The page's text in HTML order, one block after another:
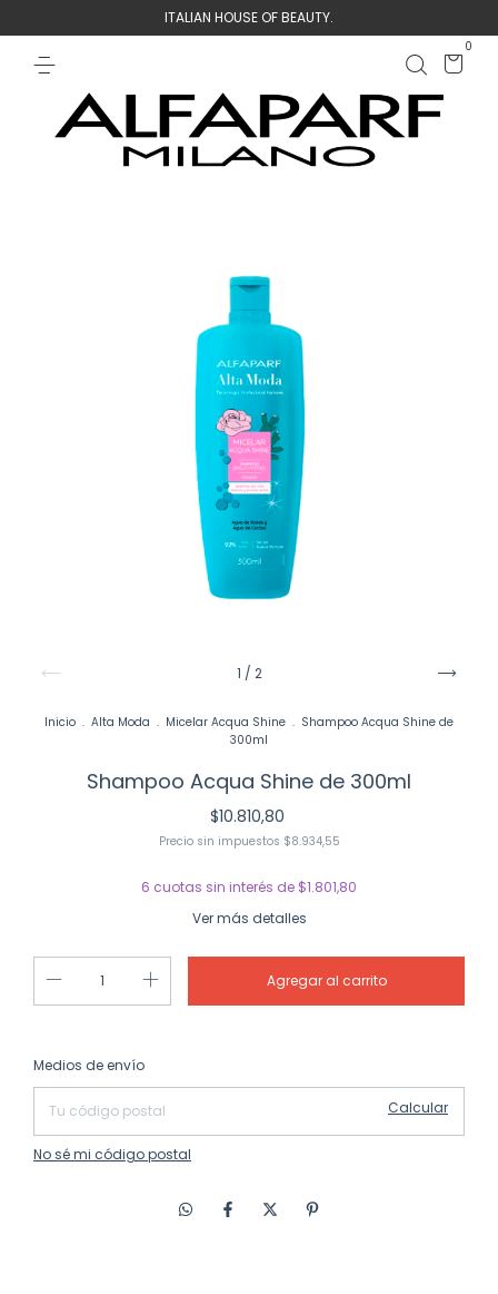
ITALIAN HOUSE OF BEAUTY.
0
1 / 2
Inicio . Alta Moda . Micelar Acqua Shine . Shampoo Acqua Shine de
300ml
Shampoo Acqua Shine de 300ml
$10.810,80
Precio sin impuestos $8.934,55
6 cuotas sin interés de $1.801,80
Ver más detalles
Entregas para el CP:
Medios de envío
Calcular
No sé mi código postal